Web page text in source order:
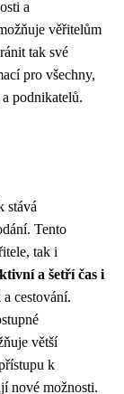
a
věřitelům
tak své
pro všechny,
podnikatelů.
stává
Tento
tak i
a šetří čas i
cestování.
větší
k
nové možnosti.